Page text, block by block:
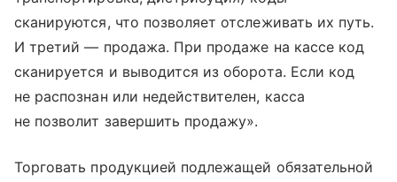
сканируются, что позволяет отслеживать их путь.
И третий — продажа. При продаже на кассе код
сканируется и выводится из оборота. Если код
не распознан или недействителен, касса
не позволит завершить продажу».
Торговать продукцией подлежащей обязательной